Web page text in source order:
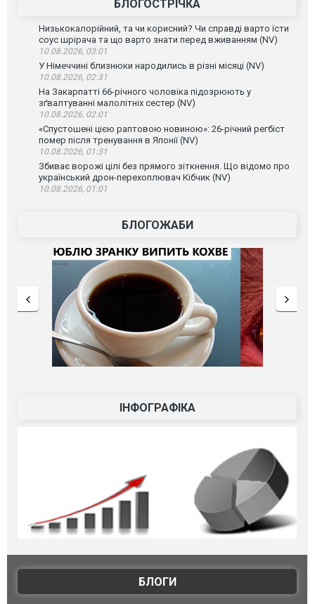
БЛОГОСТРІЧКА
Низькокалорійний, та чи корисний? Чи справді варто їсти
соус шрірача та що варто знати перед вживанням (NV)
10.08.2026, 03:01
У Німеччині близнюки народились в різні місяці (NV)
10.08.2026, 02:31
На Закарпатті 66-річного чоловіка підозрюють у
зґвалтуванні малолітніх сестер (NV)
10.08.2026, 02:01
«Спустошені цією раптовою новиною»: 26-річний регбіст
помер після тренування в Японії (NV)
10.08.2026, 01:31
Збиває ворожі цілі без прямого зіткнення. Що відомо про
український дрон-перехоплювач Кібчик (NV)
10.08.2026, 01:01
БЛОГОЖАБИ
ІНФОГРАФІКА
БЛОГИ